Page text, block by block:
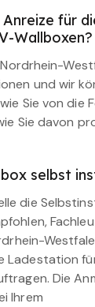
für
Wallboxen?
Nordrhein-
und wir
Sie von die
Sie davon
selbst
die
Ladestation
Die
Ihrem